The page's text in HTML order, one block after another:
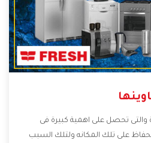
تحصل على اهمية كبيرة فى
على تلك المكانه ولتلك السبب